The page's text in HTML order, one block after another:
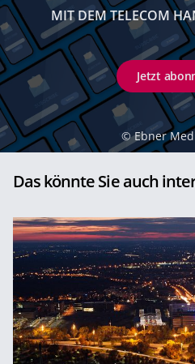
MIT DEM TELECOM
Jetzt
© Ebner
Das könnte Sie auch